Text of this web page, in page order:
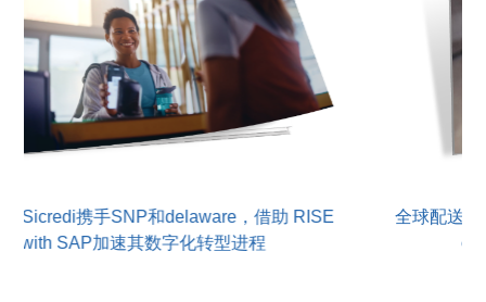
业Sicredi携手SNP和delaware，借助 RISE
with SAP加速其数字化转型进程
全球配送